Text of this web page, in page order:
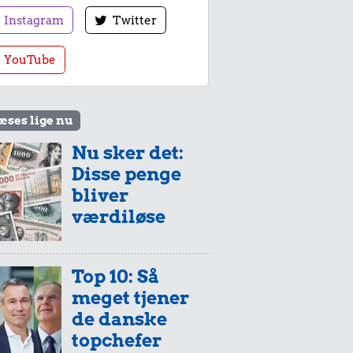
Instagram Twitter
YouTube
lige nu
Nu sker det:
Disse penge
bliver
værdiløse
Top 10: Så
meget tjener
de danske
topchefer